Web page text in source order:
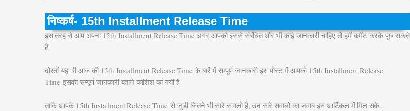
निष्कर्ष- 15th Installment Release Time
इस तरह से आप अपना 15th Installment Release Time अगर आपको इससे संबंधित और भी कोई जानकारी चाहिए तो हमें कमेंट करके पूछ सकते
हैं|
दोस्तों यह थी आज की 15th Installment Release Time के बारें में सम्पूर्ण जानकारी इस पोस्ट में आपको 15th Installment Release
Time इसकी सम्पूर्ण जानकारी बताने कोशिश की गयी है |
ताकि आपके 15th Installment Release Time से जुडी जितने भी सारे सवालो है, उन सारे सवालो का जवाब इस आर्टिकल में मिल सके |